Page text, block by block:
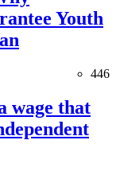
Youth
446
wage that